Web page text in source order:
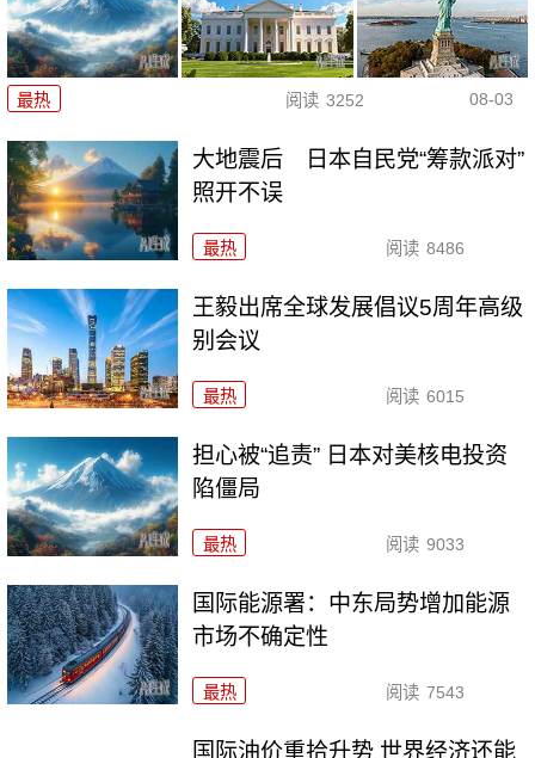
最热 阅读 3252 08-03
大地震后 日本自民党“筹款派对”
照开不误
最热 阅读 8486
王毅出席全球发展倡议5周年高级
别会议
最热 阅读 6015
担心被“追责” 日本对美核电投资
陷僵局
最热 阅读 9033
国际能源署：中东局势增加能源
市场不确定性
最热 阅读 7543
国际油价重拾升势 世界经济还能